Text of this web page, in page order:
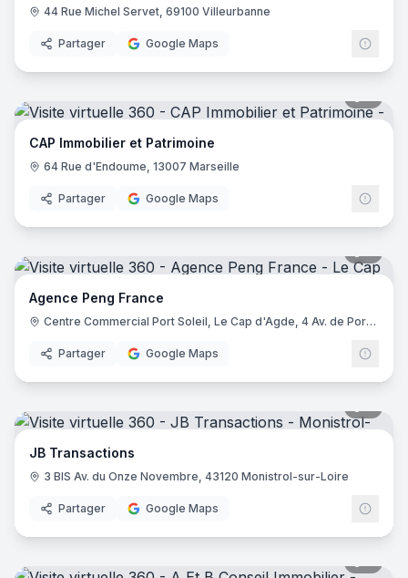
44 Rue Michel Servet, 69100 Villeurbanne
Partager Google Maps
CAP Immobilier et Patrimoine
64 Rue d'Endoume, 13007 Marseille
Partager Google Maps
Agence Peng France
Centre Commercial Port Soleil, Le Cap d'Agde, 4 Av. de Port Ambonne, 34300 Le Cap d'Agde
Partager Google Maps
JB Transactions
3 BIS Av. du Onze Novembre, 43120 Monistrol-sur-Loire
Partager Google Maps